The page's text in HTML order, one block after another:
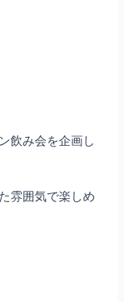
飲み会を企画し
雰囲気で楽しめ